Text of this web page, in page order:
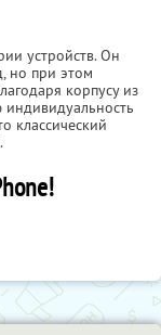
устройств. Он
но при этом
корпусу из
классический